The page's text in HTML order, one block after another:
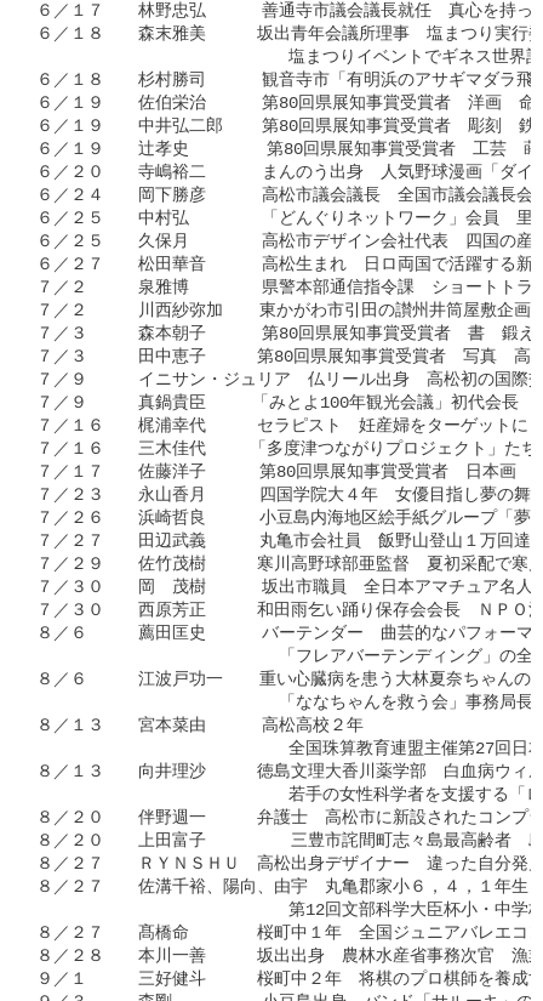
６／１７　　林野忠弘　    善通寺市議会議長就
６／１８　　森末雅美　　　坂出青年会議所理事　塩まつり実
塩まつりイベントでギネス世界記
６／１８　　杉村勝司　    観音寺市「有明浜のアサギマダラ飛
６／１９　　佐伯栄治　    第80回県展知事賞受賞者　洋画　命
６／１９　　中井弘二郎    第80回県展知事賞受賞者　彫刻　鉄
６／１９　　辻孝史        第80回県展知事賞受賞者　工芸　蒔
６／２０　　寺嶋裕二　    まんのう出身　人気野球漫画「ダイ
６／２４　　岡下勝彦　    高松市議会議長　全国市議会議長会
６／２５　　中村弘　　    「どんぐりネットワーク」会員　里
６／２５　　久保月　　    高松市デザイン会社代表　四国の
６／２７　　松田華音　    高松生まれ　日ロ両国で活躍する新
７／２　　　泉雅博　　    県警本部通信指令課　ショートトラ
７／２　　　川西紗弥加　  東かがわ市引田の讃州井筒屋敷企画
７／３　　　森本朝子　    第80回県展知事賞受賞者　書　鍛え
７／３　　　田中恵子　　　第80回県展知事賞受賞者　写真　
７／９　　　イニサン・ジュリア　仏リール出身　高松初の国際
７／９　　　真鍋貴臣　   「みとよ100年観光会議」初代会長　
７／１６　　梶浦幸代　　　セラピスト　妊産婦をターゲット
７／１６　　三木佳代　　 「多度津つながりプロジェクト」た
７／１７　　佐藤洋子　　  第80回県展知事賞受賞者　日本画　
７／２３　　永山香月　　  四国学院大４年　女優目指し夢の舞
７／２６　　浜崎哲良　　  小豆島内海地区絵手紙グループ「夢
７／２７　　田辺武義　　  丸亀市会社員　飯野山登山１万回達
７／２９　　佐竹茂樹　　　寒川高野球部亜監督　夏初采配で寒
７／３０　　岡　茂樹　    坂出市職員　全日本アマチュア名人
７／３０　　西原芳正　　　和田雨乞い踊り保存会会長　ＮＰ
８／６　　　薦田匡史　    バーテンダー　曲芸的なパフォーマ
「フレアバーテンディング」の全
８／６　　　江波戸功一　  重い心臓病を患う大林夏奈ちゃんの
「ななちゃんを救う会」事務局長
８／１３　　宮本菜由　    高松高校２年
全国珠算教育連盟主催第27回日
８／１３　　向井理沙　　　徳島文理大香川薬学部　白血病ウィ
若手の女性科学者を支援する「ロ
８／２０　　伴野週一　　　弁護士　高松市に新設されたコンプ
８／２０　　上田富子　       三豊市詫間町志々島最高齢者　
８／２７　　ＲＹＮＳＨＵ　高松出身デザイナー　違った自分発
８／２７　　佐溝千裕、陽向、由宇　丸亀郡家小６，４，１年生
第12回文部科学大臣杯小・中学
８／２７　　髙橋命　　　　桜町中１年　全国ジュニアバレエコ
８／２８　　本川一善　　　坂出出身　農林水産省事務次官　漁
９／１　　　三好健斗　　　桜町中２年　将棋のプロ棋師を養成